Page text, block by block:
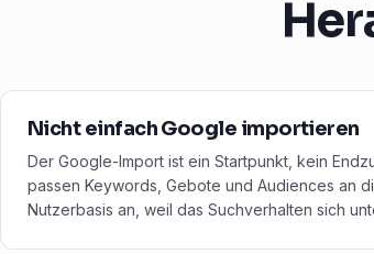
Nicht einfach Google importieren
Der Google-Import ist ein Startpunkt, kein
passen Keywords, Gebote und Audiences an
Nutzerbasis an, weil das Suchverhalten sich